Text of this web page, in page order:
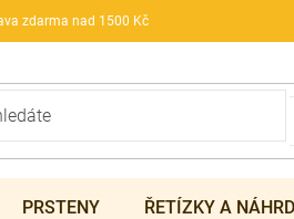
zdarma nad 1500 Kč
PRSTENY ŘETÍZKY A